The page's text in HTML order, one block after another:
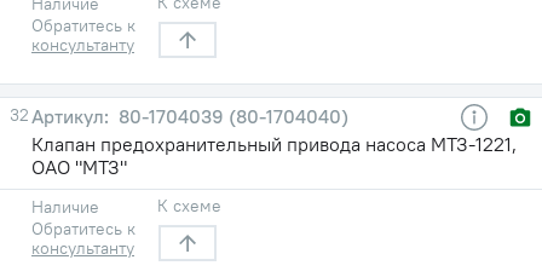
Обратитесь к
консультанту
32
80-1704039 (80-1704040)
Клапан предохранительный привода насоса МТЗ-1221,
ОАО "МТЗ"
Наличие
Обратитесь к
консультанту
К схеме